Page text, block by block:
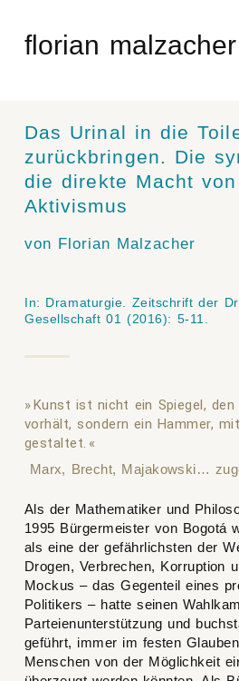
contentflorian malzacher
Das Urinal in die
zurückbringen. Die
die direkte Macht
Aktivismus
von Florian Malzacher
In: Dramaturgie. Zeitschrift der
Gesellschaft 01 (2016): 5-11.
Kunst ist nicht ein Spiegel, den
vorhält, sondern ein Hammer,
gestaltet.
Marx, Brecht, Majakowski…
Als der Mathematiker und
1995 Bürgermeister von Bogotá
als eine der gefährlichsten der
Drogen, Verbrechen, Korruption
Mockus – das Gegenteil eines
Politikers – hatte seinen
Parteienunterstützung und
geführt, immer im festen
Menschen von der Möglichkeit